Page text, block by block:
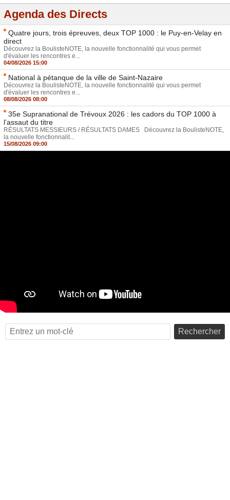
Agenda des Directs
Quatre jours, trois épreuves, deux TOP 1000 : le Puy-en-Velay en
direct
Découvrez la BoulisteNOTE, la nouvelle fonctionnalité qui vous permet
d'évaluer les rencontres e...
04/08/2026 15:00
National à pétanque de la ville de Saint-Nazaire
Découvrez la BoulisteNOTE, la nouvelle fonctionnalité qui vous permet
d'évaluer les rencontres e...
08/08/2026 08:00
35e Supranational de Trévoux 2026 : les cadors du TOP 1000 à
l’assaut du titre
RÉSULTATS MESSIEURS / RÉSULTATS DAMES Découvrez la BoulisteNOTE,
la nouvelle fonctionnalit...
15/08/2026 09:00
Rechercher